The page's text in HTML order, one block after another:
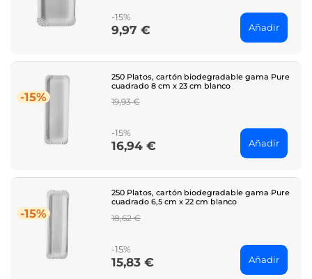
-15%
Price
9,97 € Añadir
-15%
250 Platos, cartón biodegradable gama Pure
cuadrado 8 cm x 23 cm blanco
Regular
19,93 €
-15%
Price
16,94 € Añadir
-15%
250 Platos, cartón biodegradable gama Pure
cuadrado 6,5 cm x 22 cm blanco
Regular
18,62 €
-15%
Price
15,83 € Añadir